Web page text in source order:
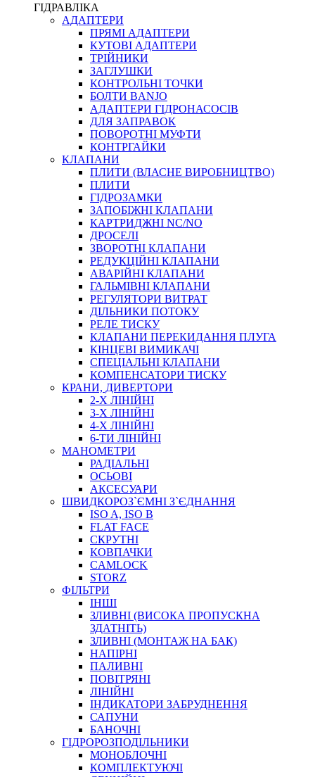
ФІТИНГИ ДІАГНОСТИЧНІ
АКСЕСУАРИ
ТРУБКИ ТА КОМПЛЕКТУЮЧІ
ФІТИНГИ ГІДРАВЛІЧНІ
ФІТИНГИ КОНДИЦІОНЕРНІ
ЗАХИСТ РУКАВІВ
ФІТИНГИ KARCHER
ФІТИНГИ НА ПІДЙОМ КАБІНИ
КОНЕКТОРИ
ХОМУТИ
ЧЕРВ`ЯЧНІ
ПРУЖИННІ
НЕЙЛОНОВІ
ПРОРЕЗИНЕНІ
АВТОТОВАРИ
АВТОХІМІЯ
ДОМКРАТИ
НАБОРИ ЗАПОБІЖНИКІВ, КЛЕМ, АКСЕСУАРІВ
НАСОСИ, КОМПРЕСОРИ, МАНОМЕТРИ
ПАСТА, АНТИСЕПТИК
ІНСТРУМЕНТ
САДОВИЙ ІНВЕНТАР
ЕЛЕКТРИЧНІ ПРИЛАДИ
ПАЛЬНИКИ, ПАЯЛЬНИКИ, ПАЯЛЬНІ ЛАМПИ
ІНСТРУМЕНТИ ДЛЯ ЕЛЕКТРИКА
ЕЛЕКТРОІНСТРУМЕНТИ
ЗАМКИ І КОМПЛЕКТУЮЧІ
ІНСТРУМЕНТИ ДЛЯ ЗВАРЮВАННЯ, АКСЕСУАРИ
ГІДРАВЛІКА
АДАПТЕРИ
ПРЯМІ АДАПТЕРИ
КУТОВІ АДАПТЕРИ
ТРІЙНИКИ
ЗАГЛУШКИ
КОНТРОЛЬНІ ТОЧКИ
БОЛТИ BANJO
АДАПТЕРИ ГІДРОНАСОСІВ
ДЛЯ ЗАПРАВОК
ПОВОРОТНІ МУФТИ
КОНТРГАЙКИ
КЛАПАНИ
ПЛИТИ (ВЛАСНЕ ВИРОБНИЦТВО)
ПЛИТИ
ГІДРОЗАМКИ
ЗАПОБІЖНІ КЛАПАНИ
КАРТРИДЖНІ NC/NO
ДРОСЕЛІ
ЗВОРОТНІ КЛАПАНИ
РЕДУКЦІЙНІ КЛАПАНИ
АВАРІЙНІ КЛАПАНИ
ГАЛЬМІВНІ КЛАПАНИ
РЕГУЛЯТОРИ ВИТРАТ
ДІЛЬНИКИ ПОТОКУ
РЕЛЕ ТИСКУ
КЛАПАНИ ПЕРЕКИДАННЯ ПЛУГА
КІНЦЕВІ ВИМИКАЧІ
СПЕЦІАЛЬНІ КЛАПАНИ
КОМПЕНСАТОРИ ТИСКУ
КРАНИ, ДИВЕРТОРИ
2-Х ЛІНІЙНІ
3-Х ЛІНІЙНІ
4-Х ЛІНІЙНІ
6-ТИ ЛІНІЙНІ
МАНОМЕТРИ
РАДІАЛЬНІ
ОСЬОВІ
АКСЕСУАРИ
ШВИДКОРОЗ`ЄМНІ З`ЄДНАННЯ
ISO A, ISO B
FLAT FACE
СКРУТНІ
КОВПАЧКИ
CAMLOCK
STORZ
ФІЛЬТРИ
ІНШІ
ЗЛИВНІ (ВИСОКА ПРОПУСКНА
ЗДАТНІТЬ)
ЗЛИВНІ (МОНТАЖ НА БАК)
НАПІРНІ
ПАЛИВНІ
ПОВІТРЯНІ
ЛІНІЙНІ
ІНДИКАТОРИ ЗАБРУДНЕННЯ
САПУНИ
БАНОЧНІ
ГІДРОРОЗПОДІЛЬНИКИ
МОНОБЛОЧНІ
КОМПЛЕКТУЮЧІ